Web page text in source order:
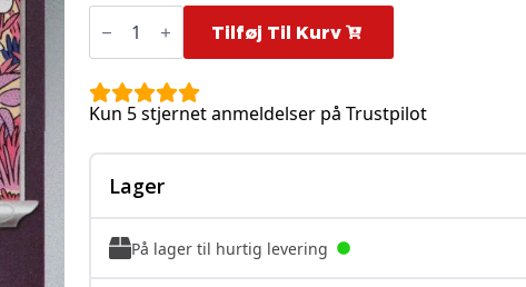
Aromatisse
-
Reverse
antal
Tilføj Til Kurv
Kun 5 stjernet anmeldelser på Trustpilot
Lager
På lager til hurtig levering